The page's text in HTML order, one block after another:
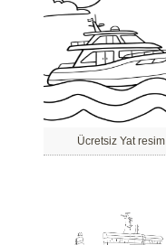
Ücretsiz Yat resim